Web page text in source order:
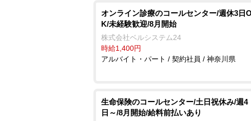
オンライン診療のコールセンター/週休3日O
K/未経験歓迎/8月開始
株式会社ベルシステム24
時給1,400円
アルバイト・パート / 契約社員 / 神奈川県
生命保険のコールセンター/土日祝休み/週4
日～/8月開始/給料前払いあり